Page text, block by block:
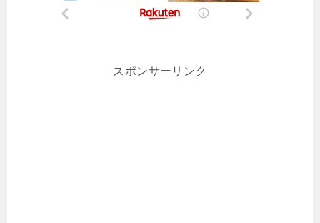
スポンサーリンク